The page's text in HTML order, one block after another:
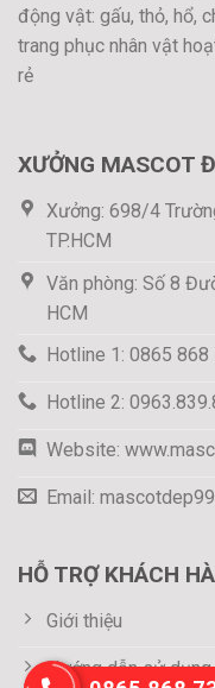
động vật: gấu, thỏ, hổ,
trang phục nhân vật
rẻ
XƯỞNG MASCOT
Xưởng: 698/4
TP.HCM
Văn phòng: Số 8
HCM
Hotline 1: 0865 868
Hotline 2:
Website:
Email:
HỖ TRỢ KHÁCH
Giới thiệu
Hướng dẫn sử dụng